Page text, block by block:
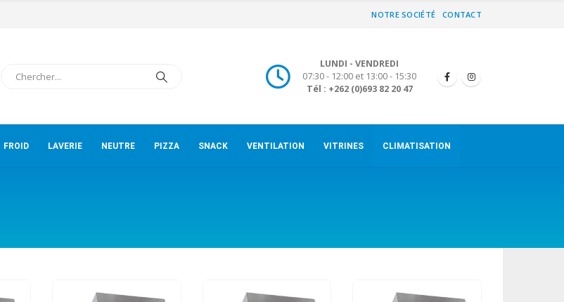
NOTRE SOCIÉTÉ CONTACT
LUNDI - VENDREDI
07:30 - 12:00 et 13:00 - 15:30
Tél : +262 (0)693 82 20 47
FROID LAVERIE NEUTRE PIZZA SNACK VENTILATION VITRINES CLIMATISATION